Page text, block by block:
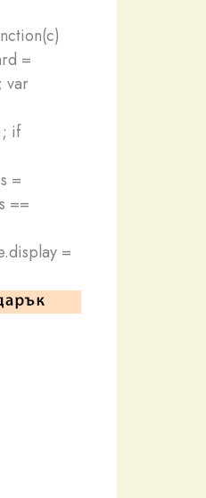
=
var
if
=
==
=